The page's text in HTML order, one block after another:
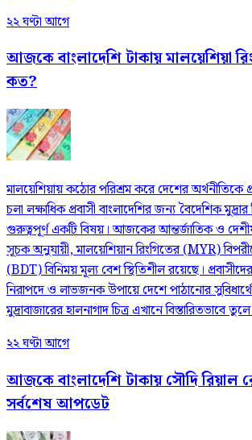
২২ ঘণ্টা আগে
আজকে বাংলাদেশি টাকায় মালয়েশিয়া
কত?
মালয়েশিয়ায় কঠোর পরিশ্রম করে দেশের অর্থনীতিকে
চলা লক্ষাধিক প্রবাসী বাংলাদেশির জন্য বৈদেশিক
গুরুত্বপূর্ণ একটি বিষয়। আজকের আন্তর্জাতিক ও দেশীয়
সূচক অনুযায়ী, মালয়েশিয়ান রিংগিতের (MYR)
(BDT) বিনিময় মূল্য বেশ স্থিতিশীল রয়েছে।
নিরাপদে ও লাভজনক উপায়ে দেশে পাঠানোর
মুদ্রাবাজারের হালনাগাদ চিত্র এখানে বিস্তারিতভাবে
২২ ঘণ্টা আগে
আজকে বাংলাদেশি টাকায় সৌদি
সর্বশেষ আপডেট